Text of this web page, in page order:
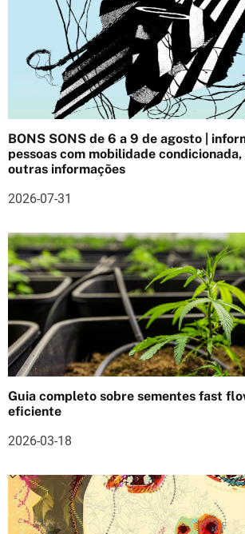
o
d
e
a
r
t
i
g
o
s
BONS SONS de 6 a 9 de agosto |
pessoas com mobilidade
outras informações
2026-07-31
Guia completo sobre sementes fast
eficiente
2026-03-18